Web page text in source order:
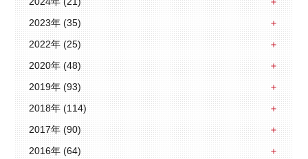
2023年 (35)
2022年 (25)
2020年 (48)
2019年 (93)
2018年 (114)
2017年 (90)
2016年 (64)